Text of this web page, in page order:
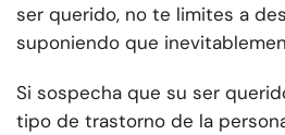
ser querido, no te limites a
suponiendo que
Si sospecha que su ser
tipo de trastorno de la